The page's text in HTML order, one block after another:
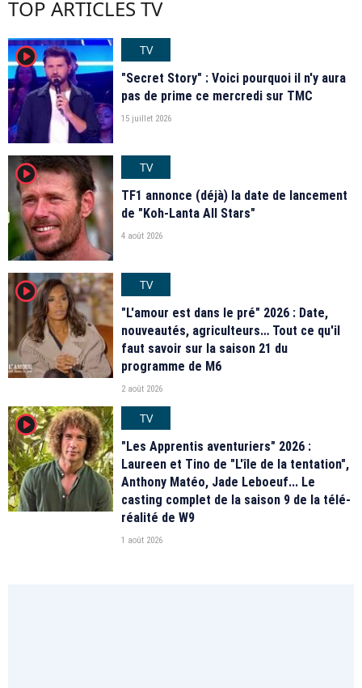
TOP ARTICLES TV
player2
TV
"Secret Story" : Voici pourquoi il n'y aura
pas de prime ce mercredi sur TMC
15 juillet 2026
player2
TV
TF1 annonce (déjà) la date de lancement
de "Koh-Lanta All Stars"
4 août 2026
player2
TV
"L'amour est dans le pré" 2026 : Date,
nouveautés, agriculteurs… Tout ce qu'il
faut savoir sur la saison 21 du
programme de M6
2 août 2026
player2
TV
"Les Apprentis aventuriers" 2026 :
Laureen et Tino de "L'île de la tentation",
Anthony Matéo, Jade Leboeuf... Le
casting complet de la saison 9 de la télé-
réalité de W9
1 août 2026